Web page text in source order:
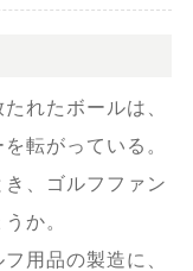
れたボールは、
転がっている。
、ゴルフファン
か。
用品の製造に、